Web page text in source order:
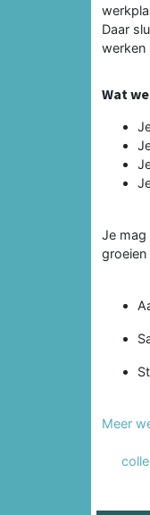
Daar
werken
Wat
Je mag
groeien
Meer